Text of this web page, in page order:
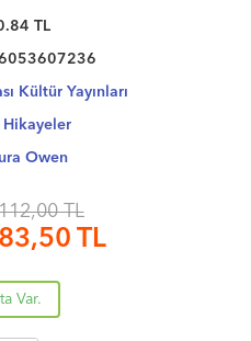
TL
Kültür Yayınları
Hikayeler
Owen
TL
83,50 TL
Var.